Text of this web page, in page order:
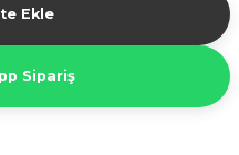
Ekle
Sipariş